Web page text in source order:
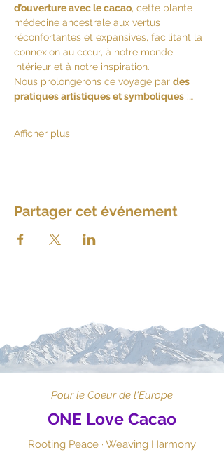
d’ouverture avec le cacao, cette plante
médecine ancestrale aux vertus
réconfortantes et expansives, facilitant la
connexion au cœur, à notre monde
intérieur et à notre inspiration.
Nous prolongerons ce voyage par des
pratiques artistiques et symboliques :…
Afficher plus
Partager cet événement
Pour le Coeur de l'Europe
ONE Love Cacao
Rooting Peace · Weaving Harmony